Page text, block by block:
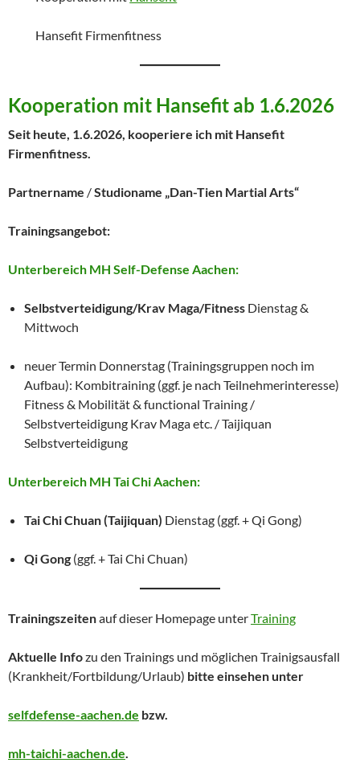
Hansefit Firmenfitness
Kooperation mit Hansefit ab 1.6.2026
Seit heute, 1.6.2026, kooperiere ich mit Hansefit
Firmenfitness.
Partnername /Studioname „Dan-Tien Martial Arts“
Trainingsangebot:
Unterbereich MH Self-Defense Aachen:
Selbstverteidigung/Krav Maga/Fitness Dienstag &
Mittwoch
neuer Termin Donnerstag (Trainingsgruppen noch im
Aufbau): Kombitraining (ggf. je nach Teilnehmerinteresse)
Fitness & Mobilität & functional Training /
Selbstverteidigung Krav Maga etc. / Taijiquan
Selbstverteidigung
Unterbereich MH Tai Chi Aachen:
Tai Chi Chuan (Taijiquan) Dienstag (ggf. + Qi Gong)
Qi Gong (ggf. + Tai Chi Chuan)
Trainingszeitenauf dieser Homepage unterTraining
Aktuelle Infozu den Trainings und möglichen Trainigsausfall
(Krankheit/Fortbildung/Urlaub) bitte einsehen unter
selfdefense-aachen.de bzw.
mh-taichi-aachen.de